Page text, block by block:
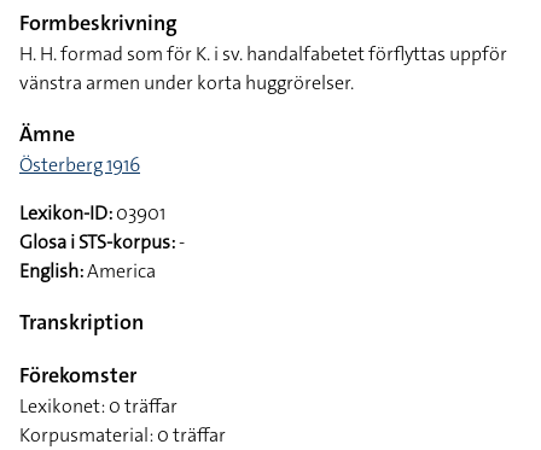
Formbeskrivning
H. H. formad som för K. i sv. handalfabetet förflyttas uppför
vänstra armen under korta huggrörelser.
Ämne
Österberg 1916
Lexikon-ID:03901
Glosa i STS-korpus:-
English:America
Transkription
Förekomster
Lexikonet: 0 träffar
Korpusmaterial: 0 träffar